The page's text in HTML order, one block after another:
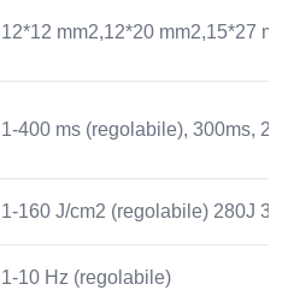
12*12 mm2,12*20 mm2,15*27
1-400 ms (regolabile), 300ms,
1-160 J/cm2 (regolabile) 280J
1-10 Hz (regolabile)